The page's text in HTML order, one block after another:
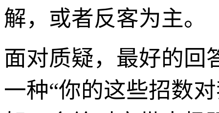
解，或者反客为主。
面对质疑，最好的回
一种“你的这些招数